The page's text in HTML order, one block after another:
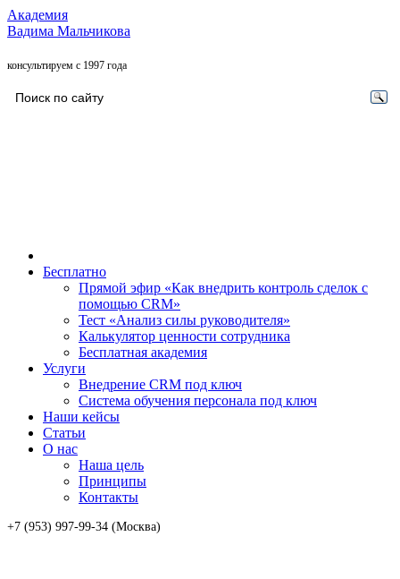
Академия
Вадима Мальчикова
консультируем с 1997 года
Бесплатно
Прямой эфир «Как внедрить контроль сделок с
помощью CRM»
Тест «Анализ силы руководителя»
Калькулятор ценности сотрудника
Бесплатная академия
Услуги
Внедрение CRM под ключ
Система обучения персонала под ключ
Наши кейсы
Статьи
О нас
Наша цель
Принципы
Контакты
+7 (953) 997-99-34 (Москва)